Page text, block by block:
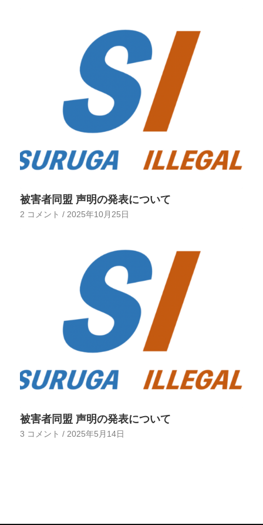
被害者同盟 声明の発表について
2 コメント / 2025年10月25日
被害者同盟 声明の発表について
3 コメント / 2025年5月14日